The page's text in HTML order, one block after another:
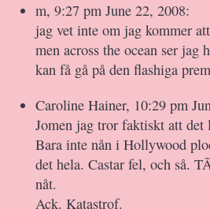
m, 9:27 pm June 22, 2008:
jag vet inte om jag kommer
men across the ocean ser
kan få gå på den flashiga
Caroline Hainer, 10:29 pm
Jomen jag tror faktiskt att
Bara inte nån i Hollywood
det hela. Castar fel, och så.
nåt.
Ack. Katastrof.